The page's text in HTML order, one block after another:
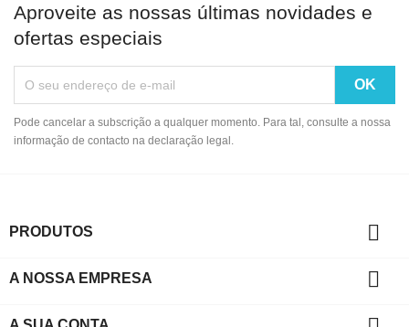
Aproveite as nossas últimas novidades e
ofertas especiais
Pode cancelar a subscrição a qualquer momento. Para tal, consulte a nossa
informação de contacto na declaração legal.
PRODUTOS 
A NOSSA EMPRESA 